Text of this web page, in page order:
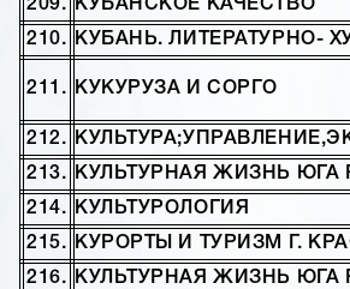
209. КУБАНСКОЕ КАЧЕСТВО
210. КУБАНЬ. ЛИТЕРАТУРНО-
211. КУКУРУЗА И СОРГО
212.
213. КУЛЬТУРНАЯ ЖИЗНЬ ЮГА
214. КУЛЬТУРОЛОГИЯ
215. КУРОРТЫ И ТУРИЗМ Г.
216. КУЛЬТУРНАЯ ЖИЗНЬ ЮГА